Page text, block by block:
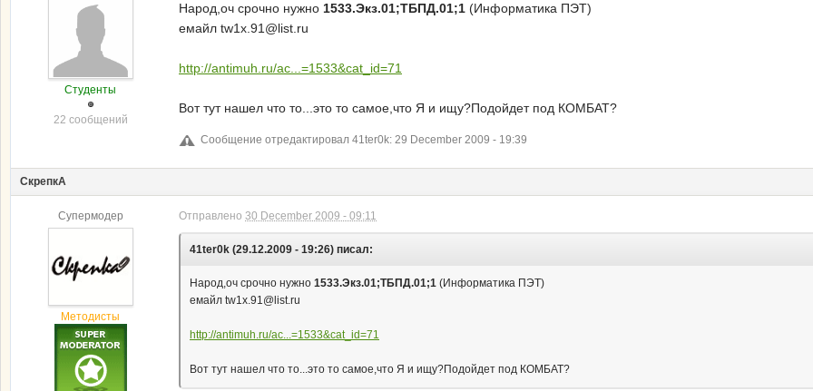
Студенты
22 сообщений
Народ,оч срочно нужно 1533.Экз.01;ТБПД.01;1 (Информатика ПЭТ)
емайл tw1x.91@list.ru
http://antimuh.ru/ac...=1533&cat_id=71
Вот тут нашел что то...это то самое,что Я и ищу?Подойдет под КОМБАТ?
Сообщение отредактировал 41ter0k: 29 December 2009 - 19:39
СкрепкА
Супермодер
Методисты
Отправлено 30 December 2009 - 09:11
41ter0k (29.12.2009 - 19:26) писал:
Народ,оч срочно нужно 1533.Экз.01;ТБПД.01;1 (Информатика ПЭТ)
емайл tw1x.91@list.ru
http://antimuh.ru/ac...=1533&cat_id=71
Вот тут нашел что то...это то самое,что Я и ищу?Подойдет под КОМБАТ?